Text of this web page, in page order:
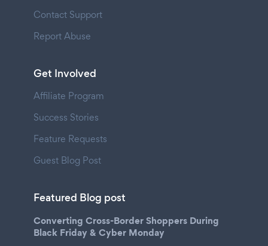
Contact Support
Report Abuse
Get Involved
Affiliate Program
Success Stories
Feature Requests
Guest Blog Post
Featured Blog post
Converting Cross-Border Shoppers During
Black Friday & Cyber Monday